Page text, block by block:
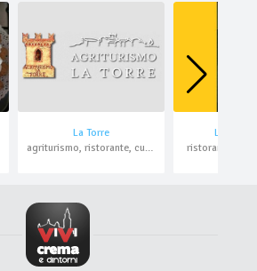
La Torre
agriturismo, ristorante, cucina cremasca, domicilio
La Rosa
ristorante,